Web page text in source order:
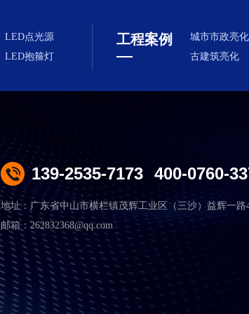
LED点光源
LED抱箍灯
工程案例
城市市政亮化
古建筑亮化
139-2535-7173 400-0760-
地址：广东省中山市横栏镇茂辉工业区（三沙）益辉一路
邮箱：262832368@qq.com